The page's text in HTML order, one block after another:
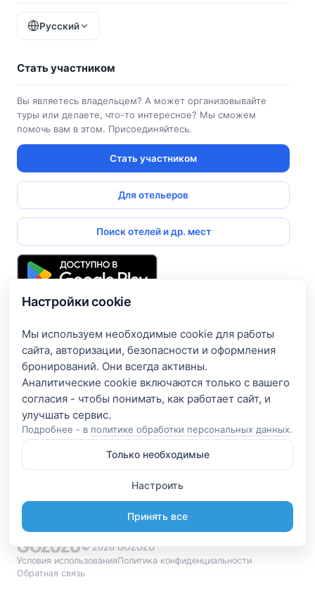
Настройки cookie
Мы используем необходимые cookie для работы
сайта, авторизации, безопасности и оформления
бронирований. Они всегда активны.
Аналитические cookie включаются только с вашего
согласия - чтобы понимать, как работает сайт, и
Подробнее - в политике обработки персональных данных.
Только необходимые
Настроить
Принять все
Русский
Стать участником
Вы являетесь владельцем? А может организовывайте
туры или делаете, что-то интересное? Мы сможем
помочь вам в этом. Присоединяйтесь.
Стать участником
Для отельеров
Поиск отелей и др. мест
предложениям
Введите свой электронный адрес, чтобы получить доступ
к скидкам только для подписчиков. Новые акции и
эксклюзивные предложения будут приходить сразу на
вашу почту!
Я согласен на обработку e-mail и получение рассылки
согласно Политике конфиденциальности
© 2026 GOZUZU
Условия использованияПолитика конфиденциальности
Обратная связь